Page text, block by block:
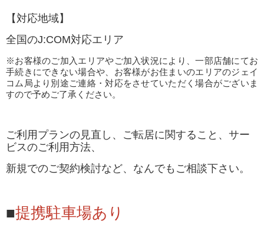
【対応地域】
全国のJ:COM対応エリア
※お客様のご加入エリアやご加入状況により、一部店舗にてお
手続きにできない場合や、お客様がお住まいのエリアのジェイ
コム局より別途ご連絡・対応をさせていただく場合がございま
すので予めご了承ください。
ご利用プランの見直し、ご転居に関すること、サー
ビスのご利用方法、
新規でのご契約検討など、なんでもご相談下さい。
■提携駐車場あり